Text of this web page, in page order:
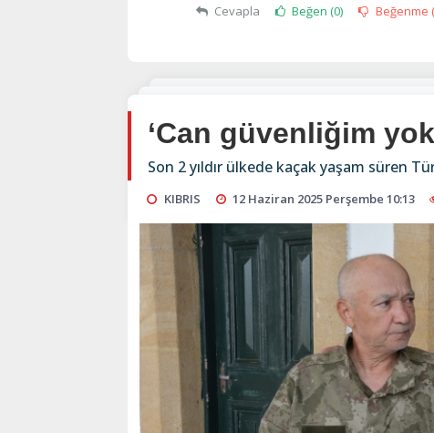
Cevapla Beğen (0) Beğenme (
‘Can güvenliğim
Son 2 yıldır ülkede kaçak yaşam süren
KIBRIS 12 Haziran 2025 Perşembe 10:13